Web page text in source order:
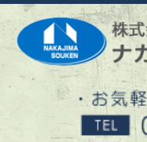
ホーム
リフォーム
内装リフォーム